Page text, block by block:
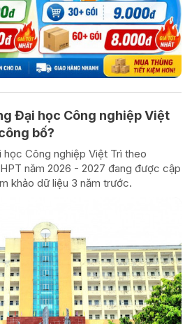
Đại học Công nghiệp Việt
bố?
Công nghiệp Việt Trì theo
năm 2026 - 2027 đang được cập
khảo dữ liệu 3 năm trước.